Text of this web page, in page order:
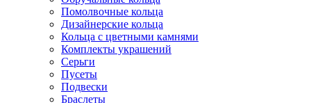
Помолвочные кольца
Дизайнерские кольца
Кольца с цветными камнями
Комплекты украшений
Серьги
Пусеты
Подвески
Браслеты